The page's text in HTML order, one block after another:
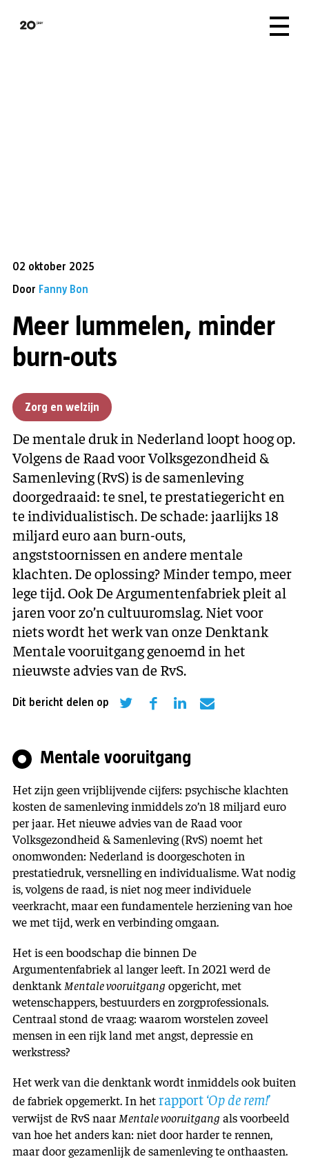
02 oktober 2025
Door Fanny Bon
Meer lummelen, minder
burn-outs
Zorg en welzijn
De mentale druk in Nederland loopt hoog op.
Volgens de Raad voor Volksgezondheid &
Samenleving (RvS) is de samenleving
doorgedraaid: te snel, te prestatiegericht en
te individualistisch. De schade: jaarlijks 18
miljard euro aan burn-outs,
angststoornissen en andere mentale
klachten. De oplossing? Minder tempo, meer
lege tijd. Ook De Argumentenfabriek pleit al
jaren voor zo’n cultuuromslag. Niet voor
niets wordt het werk van onze Denktank
Mentale vooruitgang genoemd in het
nieuwste advies van de RvS.
Dit bericht delen op
Mentale vooruitgang
Het zijn geen vrijblijvende cijfers: psychische klachten
kosten de samenleving inmiddels zo’n 18 miljard euro
per jaar. Het nieuwe advies van de Raad voor
Volksgezondheid & Samenleving (RvS) noemt het
onomwonden: Nederland is doorgeschoten in
prestatiedruk, versnelling en individualisme. Wat nodig
is, volgens de raad, is niet nog meer individuele
veerkracht, maar een fundamentele herziening van hoe
we met tijd, werk en verbinding omgaan.
Het is een boodschap die binnen De
Argumentenfabriek al langer leeft. In 2021 werd de
denktank Mentale vooruitgang opgericht, met
wetenschappers, bestuurders en zorgprofessionals.
Centraal stond de vraag: waarom worstelen zoveel
mensen in een rijk land met angst, depressie en
werkstress?
Het werk van die denktank wordt inmiddels ook buiten
de fabriek opgemerkt. In hetrapport‘Op de rem!’
verwijst de RvS naar Mentale vooruitgang als voorbeeld
van hoe het anders kan: niet door harder te rennen,
maar door gezamenlijk de samenleving te onthaasten.